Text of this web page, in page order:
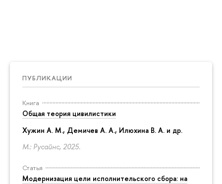
ПУБЛИКАЦИИ
Книга
Общая теория цивилистики
Хужин А. М., Демичев А. А., Илюхина В. А. и др.
М.: Русайнс, 2025.
Статья
Модернизация цели исполнительского сбора: на